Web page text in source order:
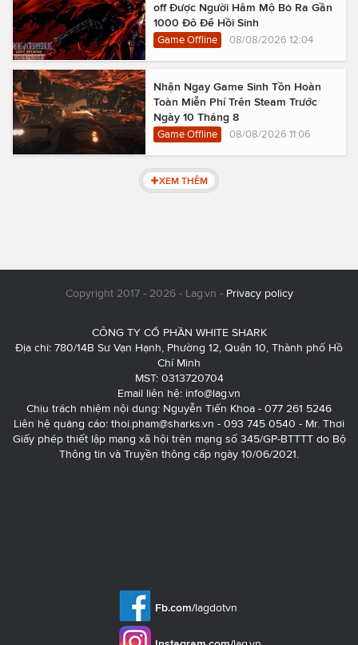
off Được Người Hâm Mộ Bỏ Ra Gần
1000 Đô Để Hồi Sinh
Game Offline 08/08/2026 12:04
Nhận Ngay Game Sinh Tồn Hoàn
Toàn Miễn Phí Trên Steam Trước
Ngày 10 Tháng 8
Game Offline 08/08/2026 11:06
XEM THÊM
Copyright 2017 - 2026 - Lag.vn - Privacy policy
CÔNG TY CỔ PHẦN WHITE SHARK
Địa chỉ: 780/14B Sư Vạn Hạnh, Phường 12, Quận 10, Thành phố Hồ
Chí Minh
MST: 0313720704
Email liên hệ: info@lag.vn
Chịu trách nhiệm nội dung: Nguyễn Tiến Khoa - 077 261 5246
Liên hệ quảng cáo: thoi.pham@sharks.vn - 093 745 0540 - Mr. Thơi
Giấy phép thiết lập mạng xã hội trên mạng số 345/GP-BTTTT do Bộ
Thông tin và Truyền thông cấp ngày 10/06/2021.
Fb.com/lagdotvn